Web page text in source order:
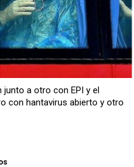
junto a otro con EPI y el
con hantavirus abierto y otro